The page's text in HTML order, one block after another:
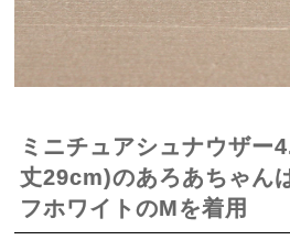
ミニチュアシュナウザー
丈29cm)のあろあちゃん
フホワイトのMを着用